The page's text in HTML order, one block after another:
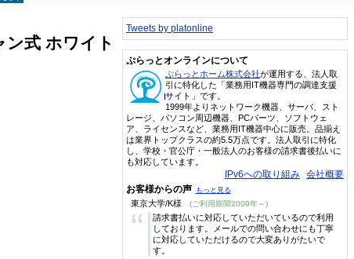
式 ホワイト
Tweets by platonline
ぷらっとオンラインについて
ぷらっとホーム株式会社が運用する、法人取
引に特化した「業務用IT機器専門の調達支援
サイト」です。
1999年よりネットワーク機器、サーバ、スト
レージ、パソコン周辺機器、PCパーツ、ソフトウェ
ア、ライセンスなど、業務用IT機器中心に販売。品揃え
は業界トップクラスの約5.5万点です。法人取引に特化
し、学校・官公庁・一般法人のお客様の請求書後払いに
も対応しています。
IPv6への取り組み 会社概要
お客様からの声 もっと見る
東京大学/K様 (ご利用期間2009年～)
“
請求書払いに対応していただいているので利用
しております。メールでの問い合わせにも丁寧
に対応していただけるので大変ありがたいで
す。